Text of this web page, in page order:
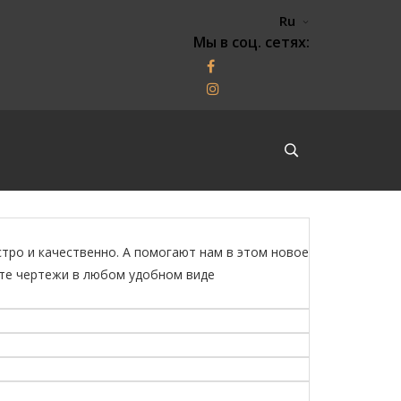
Ru
Мы в соц. сетях:
и качественно. А помогают нам в этом новое
чертежи в любом удобном виде